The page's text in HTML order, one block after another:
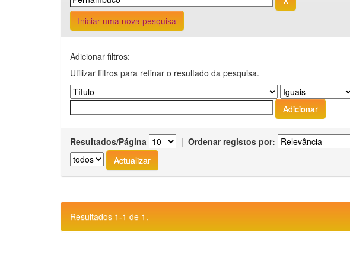
Iniciar uma nova pesquisa
Adicionar filtros:
Utilizar filtros para refinar o resultado da pesquisa.
Resultados/Página | Ordenar registos por:
Resultados 1-1 de 1.